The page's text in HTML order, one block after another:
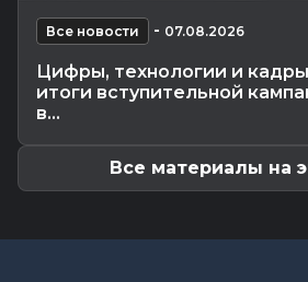
Что приготовили звезды на 9
инструкции по управлению
Главное 07.08.2026 20:30
От автолавок до цен на
обозначил проблемы...
Все новости - 07.08.2026
Цифры, технологии и
итоги вступительной
в...
Все материалы на